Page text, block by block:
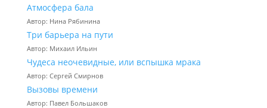
Атмосфера бала
Автор: Нина Рябинина
Три барьера на пути
Автор: Михаил Ильин
Чудеса неочевидные, или вспышка мрака
Автор: Сергей Смирнов
Вызовы времени
Автор: Павел Большаков